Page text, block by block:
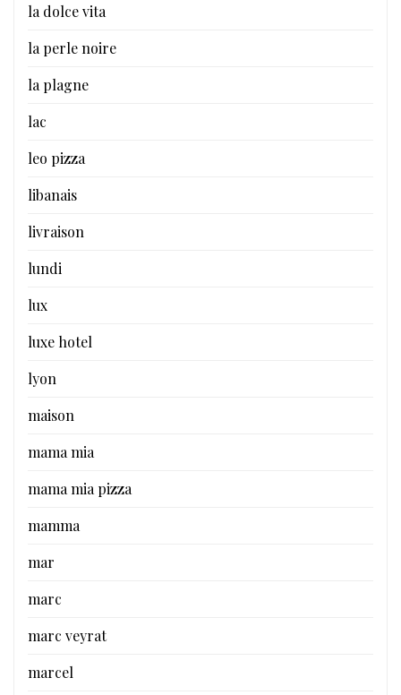
la dolce vita
la perle noire
la plagne
lac
leo pizza
libanais
livraison
lundi
lux
luxe hotel
lyon
maison
mama mia
mama mia pizza
mamma
mar
marc
marc veyrat
marcel